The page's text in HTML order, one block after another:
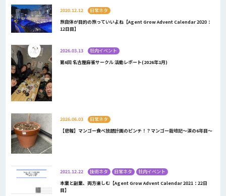
2020.12.12
日常ネタ
旅自体が目的の旅っていいよね【Agent Grow Advent Calendar 2020：
12日目】
2026.03.13
社内イベント
第6回 名古屋麻雀サークル 活動レポート(2026年1月)
2026.06.03
日常ネタ
【悲報】マンゴー食べ放題計画のピンチ！？マンゴー栽培記～涙の6年目～
2021.12.22 技術ネタ 日常ネタ
社内イベント
本業と副業、両方楽しむ【Agent Grow Advent Calendar 2021：22日
目】